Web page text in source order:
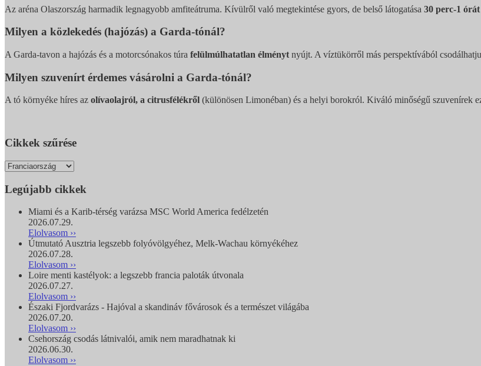
Az aréna Olaszország harmadik legnagyobb amfiteátruma. Kívülről való megtekintése gyors, de belső látogatása 30 perc-1 órát
Milyen a közlekedés (hajózás) a Garda-tónál?
A Garda-tavon a hajózás és a motorcsónakos túra felülmúlhatatlan élményt nyújt. A víztükörről más perspektívából
Milyen szuvenírt érdemes vásárolni a Garda-tónál?
A tó környéke híres az olívaolajról, a citrusfélékről (különösen Limonéban) és a helyi borokról. Kiváló minőségű szuvenírek
Cikkek szűrése
Legújabb cikkek
Miami és a Karib-térség varázsa MSC World America fedélzetén
2026.07.29.
Elolvasom ››
Útmutató Ausztria legszebb folyóvölgyéhez, Melk-Wachau környékéhez
2026.07.28.
Elolvasom ››
Loire menti kastélyok: a legszebb francia paloták útvonala
2026.07.27.
Elolvasom ››
Északi Fjordvarázs - Hajóval a skandináv fővárosok és a természet világába
2026.07.20.
Elolvasom ››
Csehország csodás látnivalói, amik nem maradhatnak ki
2026.06.30.
Elolvasom ››